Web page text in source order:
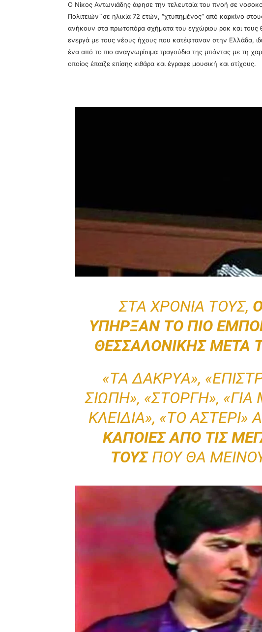
Ο Νίκος Αντωνιάδης άφησε την τελευταία του πνοή σε
Πολιτειών¨σε ηλικία 72 ετών, “χτυπημένος” από καρκίνο
ανήκουν στα πρωτοπόρα σχήματα του εγχώριου ροκ και τους
ενεργά με τους νέους ήχους που κατέφταναν στην Ελλάδα,
ένα από το πιο αναγνωρίσιμα τραγούδια της μπάντας με τη
οποίος έπαιζε επίσης κιθάρα και έγραφε μουσική και στίχους.
ΣΤΑ ΧΡΌΝΙΑ ΤΟΥΣ,
ΥΠΉΡΞΑΝ ΤΟ ΠΙΟ
ΘΕΣΣΑΛΟΝΊΚΗΣ ΜΕΤΆ
«ΤΑ ΔΆΚΡΥΑ»,
ΣΙΩΠΉ», «ΣΤΟΡΓΉ»,
ΚΛΕΙΔΙΆ», «ΤΟ
ΚΆΠΟΙΕΣ ΑΠΌ ΤΙΣ
ΤΟΥΣΠΟΥ ΘΑ